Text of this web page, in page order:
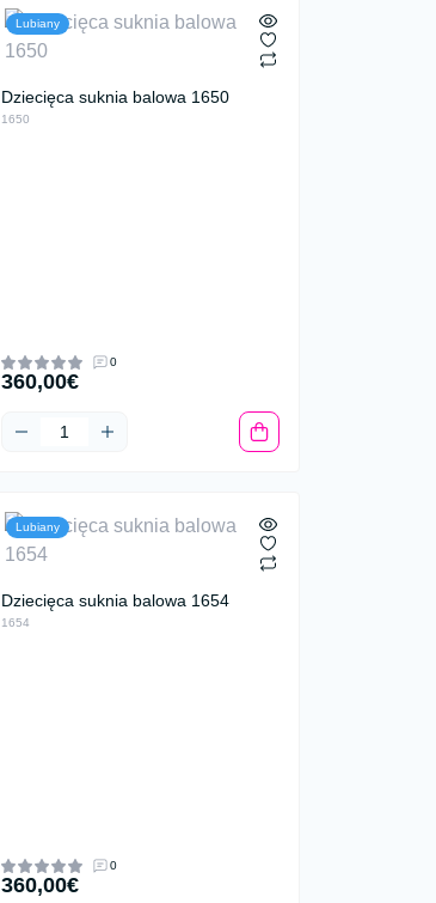
Lubiany
Dziecięca suknia balowa 1650
1650
0
360,00€
Lubiany
Dziecięca suknia balowa 1654
1654
0
360,00€